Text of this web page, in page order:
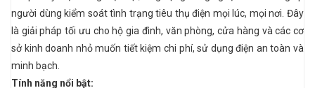
người dùng kiểm soát tình trạng tiêu thụ điện mọi lúc, mọi nơi. Đây
là giải pháp tối ưu cho hộ gia đình, văn phòng, cửa hàng và các cơ
sở kinh doanh nhỏ muốn tiết kiệm chi phí, sử dụng điện an toàn và
minh bạch.
Tính năng nổi bật: